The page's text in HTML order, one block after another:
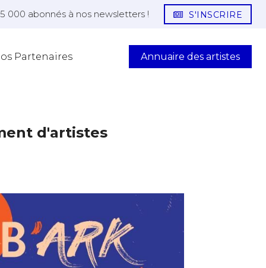
000 abonnés à nos newsletters ! S'INSCRIRE
Partenaires Annuaire des artistes
d'artistes